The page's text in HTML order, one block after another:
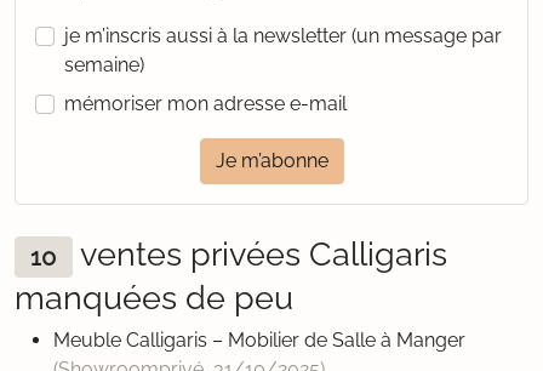
je m’inscris aussi à la newsletter (un message par
semaine)
mémoriser mon adresse e-mail
Je m’abonne
10
ventes privées Calligaris
manquées de peu
Meuble Calligaris – Mobilier de Salle à Manger